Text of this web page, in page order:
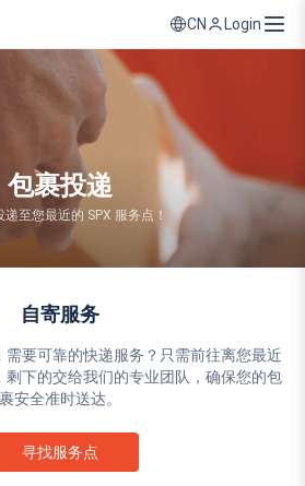
CN Login
包裹投递
递至您最近的 SPX 服务点！
自寄服务
需要可靠的快递服务？只需前往离您最近
剩下的交给我们的专业团队，确保您的包
裹安全准时送达。
寻找服务点